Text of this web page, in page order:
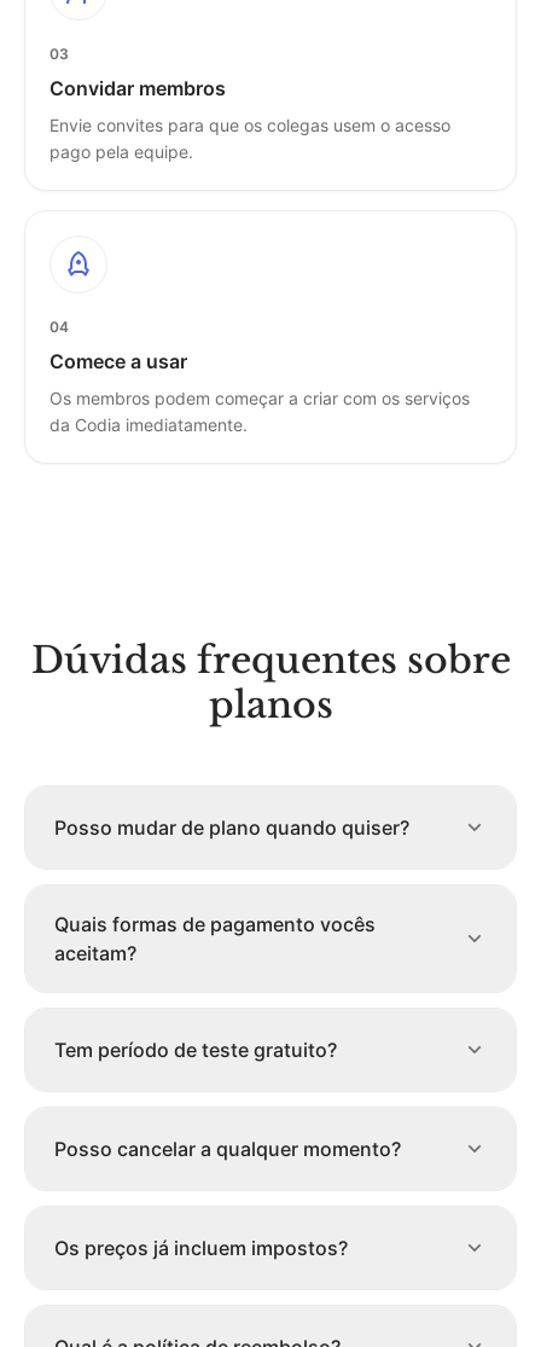
03
Convidar membros
Envie convites para que os colegas usem o acesso
pago pela equipe.
04
Comece a usar
Os membros podem começar a criar com os serviços
da Codia imediatamente.
Dúvidas frequentes sobre
planos
Posso mudar de plano quando quiser?
Quais formas de pagamento vocês
aceitam?
Tem período de teste gratuito?
Posso cancelar a qualquer momento?
Os preços já incluem impostos?